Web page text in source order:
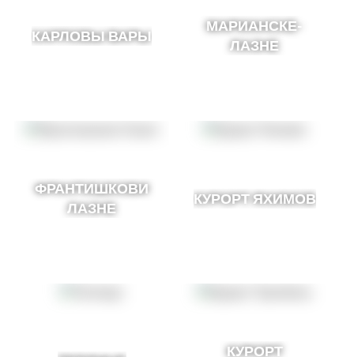
КАРЛОВЫ ВАРЫ
МАРИАНСКЕ-
ЛАЗНЕ
ФРАНТИШКОВИ
ЛАЗНЕ
КУРОРТ ЯХИМОВ
КУРОРТ